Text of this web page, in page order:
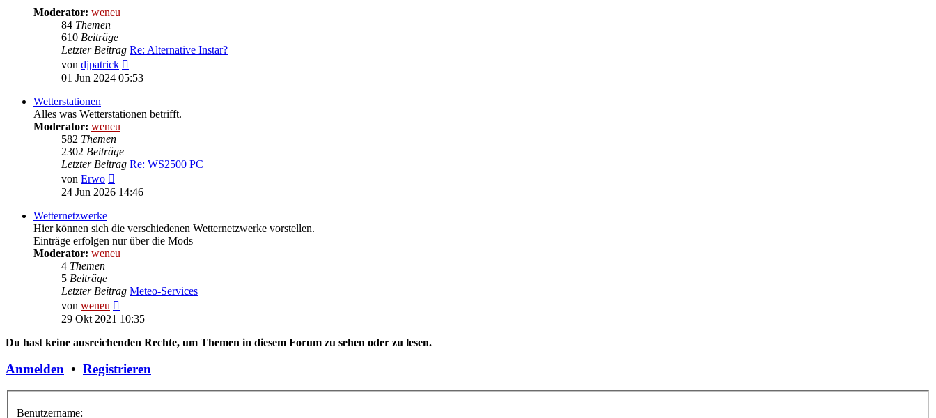
Moderator: weneu
84 Themen
610 Beiträge
Letzter Beitrag Re: Alternative Instar?
von djpatrick
Beitrag
01 Jun 2024 05:53
Wetterstationen
Alles was Wetterstationen betrifft.
Moderator: weneu
582 Themen
2302 Beiträge
Letzter Beitrag Re: WS2500 PC
von Erwo
Beitrag
24 Jun 2026 14:46
Wetternetzwerke
Hier können sich die verschiedenen Wetternetzwerke vorstellen.
Einträge erfolgen nur über die Mods
Moderator: weneu
4 Themen
5 Beiträge
Letzter Beitrag Meteo-Services
von weneu
Beitrag
29 Okt 2021 10:35
Du hast keine ausreichenden Rechte, um Themen in diesem Forum zu sehen oder zu lesen.
Anmelden • Registrieren
Benutzername: